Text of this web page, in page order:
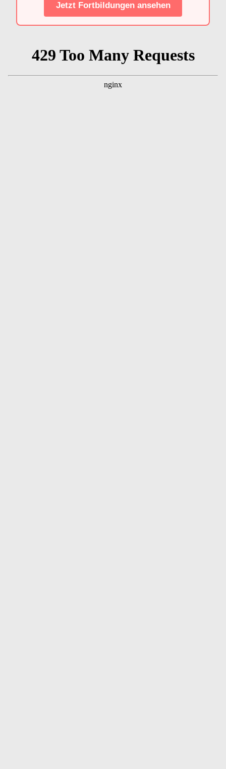
Jetzt Fortbildungen ansehen